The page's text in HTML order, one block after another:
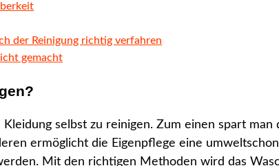
der Reinigung richtig verfahren
gemacht
selbst zu reinigen. Zum einen spart
ermöglicht die Eigenpflege eine
Mit den richtigen Methoden wird das